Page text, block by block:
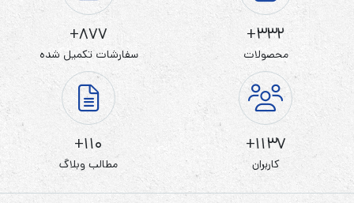
332+
محصولات
877+
سفارشات تکمیل شده
1137+
کاربران
110+
مطالب وبلاگ